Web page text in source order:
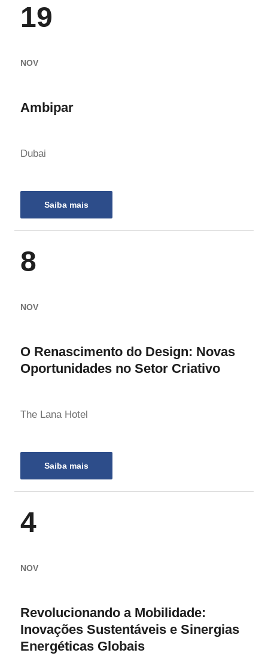
19
NOV
Ambipar
Dubai
Saiba mais
8
NOV
O Renascimento do Design: Novas
Oportunidades no Setor Criativo
The Lana Hotel
Saiba mais
4
NOV
Revolucionando a Mobilidade:
Inovações Sustentáveis e Sinergias
Energéticas Globais